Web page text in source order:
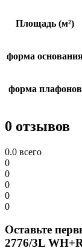
Площадь (м²)
форма
форма плафонов
0 отзывов
0.0 всего
0
0
0
0
0
Оставьте
2776/3L